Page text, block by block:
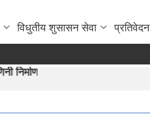
विधुतीय शुसासन सेवा प्रतिवेदन